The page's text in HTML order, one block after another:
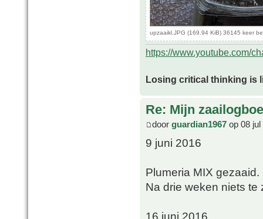
upzaaikl.JPG (169.94 KiB) 36145 keer
https://www.youtube.com/
Losing critical thinking is
Re: Mijn
door guardian1967 op 08 jul
9 juni 2016
Plumeria MIX gezaaid.
Na drie weken niets te
16 juni 2016